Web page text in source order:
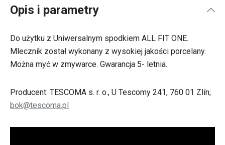
Opis i parametry
Do użytku z Uniwersalnym spodkiem ALL FIT ONE.
Mlecznik został wykonany z wysokiej jakości porcelany.
Można myć w zmywarce. Gwarancja 5- letnia.
Producent: TESCOMA s. r. o., U Tescomy 241, 760 01 Zlín;
bok@tescoma.pl